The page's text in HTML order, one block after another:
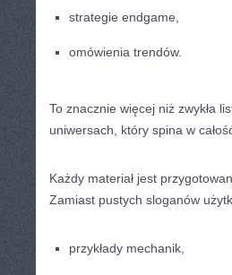
strategie endgame,
omówienia trendów.
To znacznie więcej niż zwykła
uniwersach, który spina w
Każdy materiał jest
Zamiast pustych sloganów
przykłady mechanik,